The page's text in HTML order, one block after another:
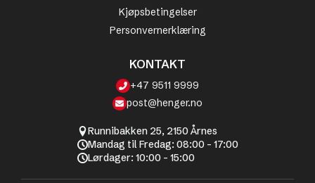
Kjøpsbetingelser
Personvernerklæring
KONTAKT
+47 9511 9999
post@henger.no
Runnibakken 25, 2150 Årnes
Mandag til Fredag: 08:00 - 17:00
Lørdager: 10:00 - 15:00